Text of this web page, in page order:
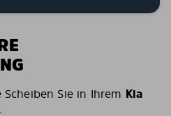
Sie in Ihrem Kia